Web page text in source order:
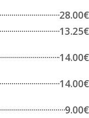
28.00€
13.25€
14.00€
14.00€
9.00€